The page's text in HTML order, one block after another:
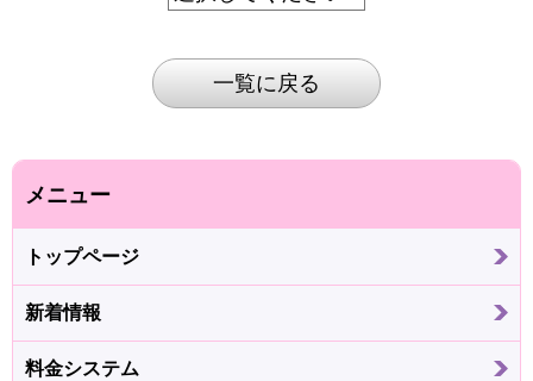
一覧に戻る
メニュー
トップページ
新着情報
料金システム